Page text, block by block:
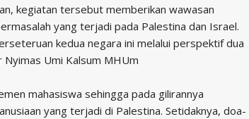
kegiatan tersebut memberikan wawasan
yang terjadi pada Palestina dan Israel.
kedua negara ini melalui perspektif dua
Umi Kalsum MHUm
mahasiswa sehingga pada gilirannya
yang terjadi di Palestina. Setidaknya, doa-